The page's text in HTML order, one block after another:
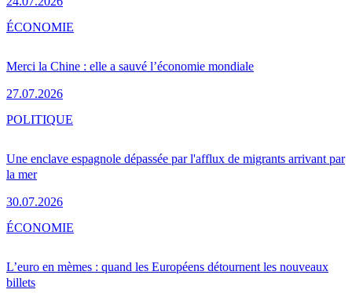
Merci la Chine : elle a sauvé l’économie mondiale
27.07.2026
ÉCONOMIE
Une enclave espagnole dépassée par l'afflux de migrants arrivant par
la mer
30.07.2026
POLITIQUE
L’euro en mèmes : quand les Européens détournent les nouveaux
billets
ÉCONOMIE